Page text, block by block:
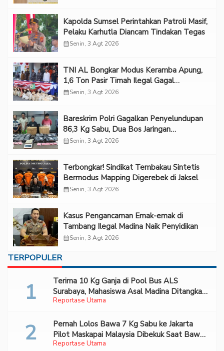
Kapolda Sumsel Perintahkan Patroli Masif,
Pelaku Karhutla Diancam Tindakan Tegas
calendar_monthSenin, 3 Agt 2026
TNI AL Bongkar Modus Keramba Apung,
1,6 Ton Pasir Timah Ilegal Gagal
Diselundupkan
calendar_monthSenin, 3 Agt 2026
Bareskrim Polri Gagalkan Penyelundupan
86,3 Kg Sabu, Dua Bos Jaringan
Internasional Diburu
calendar_monthSenin, 3 Agt 2026
Terbongkar! Sindikat Tembakau Sintetis
Bermodus Mapping Digerebek di Jaksel
calendar_monthSenin, 3 Agt 2026
Kasus Pengancaman Emak-emak di
Tambang Ilegal Madina Naik Penyidikan
calendar_monthSenin, 3 Agt 2026
TERPOPULER
Reportase Utama
Terima 10 Kg Ganja di Pool Bus ALS
Surabaya, Mahasiswa Asal Madina Ditangkap
Bareskrim
Reportase Utama
Pernah Lolos Bawa 7 Kg Sabu ke Jakarta
Pilot Maskapai Malaysia Dibekuk Saat Bawa
70 Ribu Pil Ekstasi Di Bandara Soetta